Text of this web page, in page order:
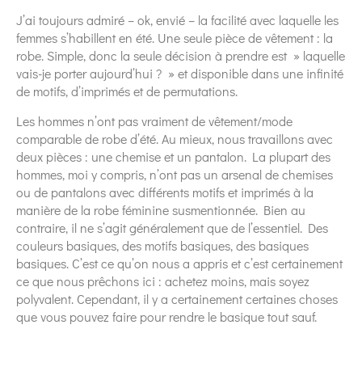
J’ai toujours admiré – ok, envié – la facilité avec laquelle les
femmes s’habillent en été. Une seule pièce de vêtement : la
robe. Simple, donc la seule décision à prendre est » laquelle
vais-je porter aujourd’hui ? » et disponible dans une infinité
de motifs, d’imprimés et de permutations.
Les hommes n’ont pas vraiment de vêtement/mode
comparable de robe d’été. Au mieux, nous travaillons avec
deux pièces : une chemise et un pantalon. La plupart des
hommes, moi y compris, n’ont pas un arsenal de chemises
ou de pantalons avec différents motifs et imprimés à la
manière de la robe féminine susmentionnée. Bien au
contraire, il ne s’agit généralement que de l’essentiel. Des
couleurs basiques, des motifs basiques, des basiques
basiques. C’est ce qu’on nous a appris et c’est certainement
ce que nous prêchons ici : achetez moins, mais soyez
polyvalent. Cependant, il y a certainement certaines choses
que vous pouvez faire pour rendre le basique tout sauf.